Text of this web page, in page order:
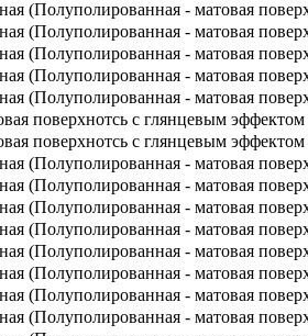
(Полуполированная - матовая
(Полуполированная - матовая
(Полуполированная - матовая
(Полуполированная - матовая
(Полуполированная - матовая
поверхнотсь с глянцевым эффектом
поверхнотсь с глянцевым эффектом
(Полуполированная - матовая
(Полуполированная - матовая
(Полуполированная - матовая
(Полуполированная - матовая
(Полуполированная - матовая
(Полуполированная - матовая
(Полуполированная - матовая
(Полуполированная - матовая